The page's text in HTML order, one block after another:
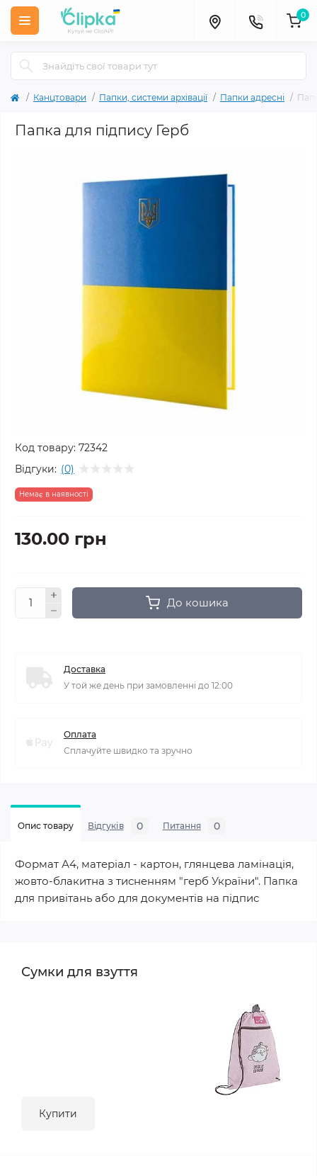
0
Канцтовари Папки, системи архівації Папки адресні
Папка для підпису Герб
Код товару: 72342
Відгуки: (0)
Немає в наявності
130.00 грн
До кошика
Доставка
У той же день при замовленні до 12:00
Оплата
Сплачуйте швидко та зручно
Опис товару Відгуків 0 Питання 0
Формат А4, матеріал - картон, глянцева ламінація,
жовто-блакитна з тисненням "герб України". Папка
для привітань або для документів на підпис
Сумки для взуття
Купити